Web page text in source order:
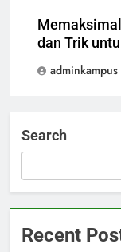
dan Trik
adminkampus
Search
Recent